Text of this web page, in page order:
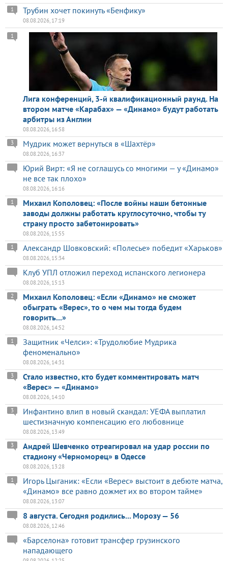
Трубин хочет покинуть «Бенфику»
1
08.08.2026, 17:19
Лига конференций, 3-й квалификационный раунд. На
втором матче «Карабах» — «Динамо» будут работать
арбитры из Англии
1
08.08.2026, 16:58
Мудрик может вернуться в «Шахтёр»
3
08.08.2026, 16:37
Юрий Вирт: «Я не соглашусь со многими — у «Динамо»
не все так плохо»
08.08.2026, 16:16
Михаил Кополовец: «После войны наши бетонные
заводы должны работать круглосуточно, чтобы ту
страну просто забетонировать»
1
08.08.2026, 15:55
Александр Шовковский: «Полесье» победит «Харьков»
1
08.08.2026, 15:34
Клуб УПЛ отложил переход испанского легионера
08.08.2026, 15:13
Михаил Кополовец: «Если «Динамо» не сможет
обыграть «Верес», то о чем мы тогда будем
говорить...»
2
08.08.2026, 14:52
Защитник «Челси»: «Трудолюбие Мудрика
феноменально»
1
08.08.2026, 14:31
Стало известно, кто будет комментировать матч
«Верес» — «Динамо»
3
08.08.2026, 14:10
Инфантино влип в новый скандал: УЕФА выплатил
шестизначную компенсацию его любовнице
3
08.08.2026, 13:49
Андрей Шевченко отреагировал на удар россии по
стадиону «Черноморец» в Одессе
3
08.08.2026, 13:28
Игорь Цыганик: «Если «Верес» выстоит в дебюте матча,
«Динамо» все равно дожмет их во втором тайме»
1
08.08.2026, 13:07
8 августа. Сегодня родились... Морозу — 56
08.08.2026, 12:46
«Барселона» готовит трансфер грузинского
нападающего